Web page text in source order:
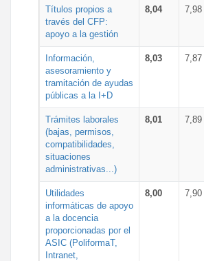
Títulos propios a
través del CFP:
apoyo a la gestión
8,04 7,98
Información,
asesoramiento y
tramitación de ayudas
públicas a la I+D
8,03 7,87
Trámites laborales
(bajas, permisos,
compatibilidades,
situaciones
administrativas...)
8,01 7,89
Utilidades
informáticas de apoyo
a la docencia
proporcionadas por el
ASIC (PoliformaT,
Intranet,
8,00 7,90